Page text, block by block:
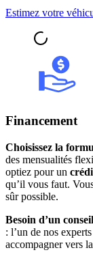
Estimez votre
Financement
Choisissez la
des mensualités
optiez pour un
qu’il vous faut.
sûr possible.
Besoin d’un
: l’un de nos
accompagner vers